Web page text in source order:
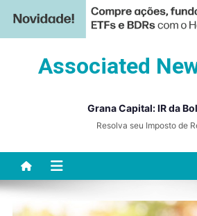
Associated
Grana Capital: IR da
Resolva seu Imposto de